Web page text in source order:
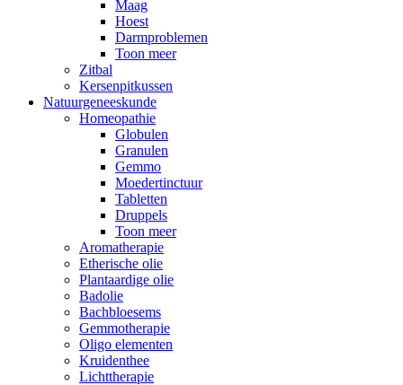
Maag
Hoest
Darmproblemen
Toon meer
Zitbal
Kersenpitkussen
Natuurgeneeskunde
Homeopathie
Globulen
Granulen
Gemmo
Moedertinctuur
Tabletten
Druppels
Toon meer
Aromatherapie
Etherische olie
Plantaardige olie
Badolie
Bachbloesems
Gemmotherapie
Oligo elementen
Kruidenthee
Lichttherapie